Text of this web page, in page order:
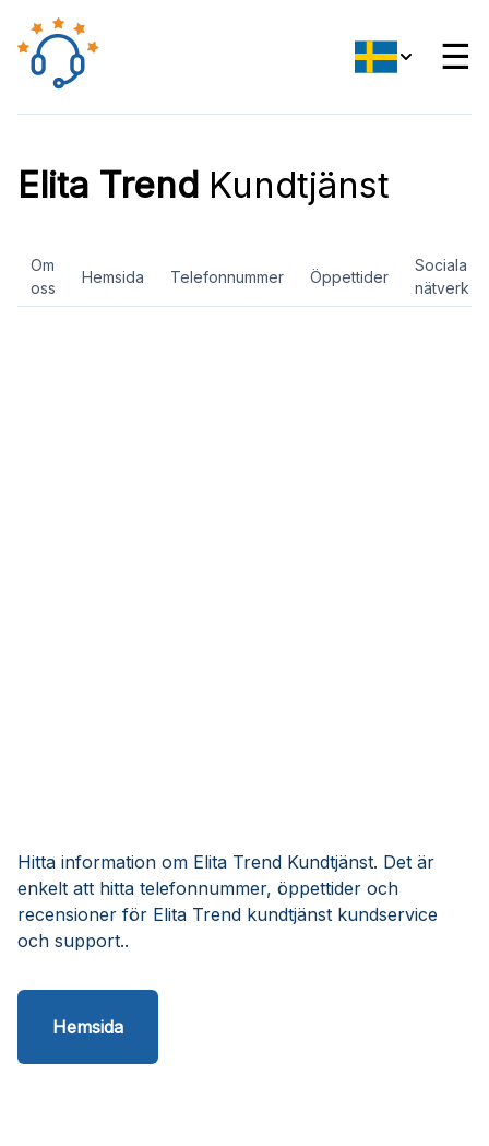
☰
Elita Trend Kundtjänst
Om
oss
Hemsida Telefonnummer Öppettider
Sociala
nätverk
Hitta information om Elita Trend Kundtjänst. Det är
enkelt att hitta telefonnummer, öppettider och
recensioner för Elita Trend kundtjänst kundservice
och support..
Hemsida